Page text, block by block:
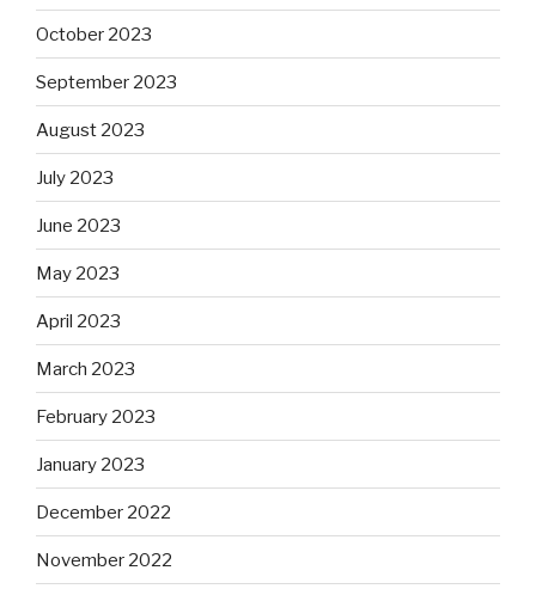
October 2023
September 2023
August 2023
July 2023
June 2023
May 2023
April 2023
March 2023
February 2023
January 2023
December 2022
November 2022